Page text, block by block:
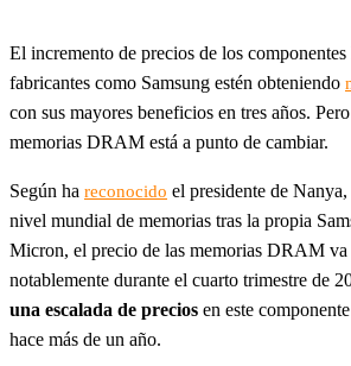
El incremento de precios de los
fabricantes como Samsung estén obteniendo
con sus mayores beneficios en tres años.
memorias DRAM está a punto de cambiar.
Según ha reconocido el presidente de
nivel mundial de memorias tras la propia
Micron, el precio de las memorias DRAM va
notablemente durante el cuarto trimestre de
una escalada de precios en este
hace más de un año.